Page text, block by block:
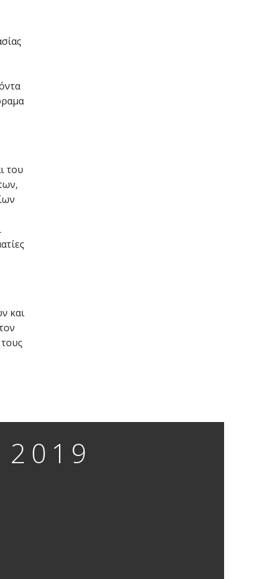
του
και
2019